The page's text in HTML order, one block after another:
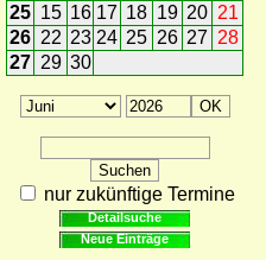
25 15 16 17 18 19 20 21
26 22 23 24 25 26 27 28
27 29 30
nur zukünftige Termine
Detailsuche
Neue Einträge